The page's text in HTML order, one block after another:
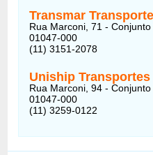
Transmar
Rua Marconi, 71 -
01047-000
(11) 3151-2078
Uniship
Rua Marconi, 94 -
01047-000
(11) 3259-0122